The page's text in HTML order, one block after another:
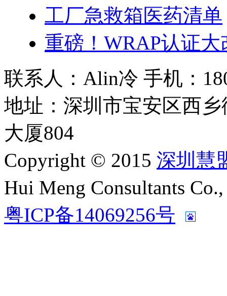
工厂急救箱医药清单
重磅！WRAP认证
联系人：Alin冷 手机：
地址：深圳市宝安区西
大厦804
Copyright © 2015 深圳慧
Hui Meng Consultants
粤ICP备14069256号